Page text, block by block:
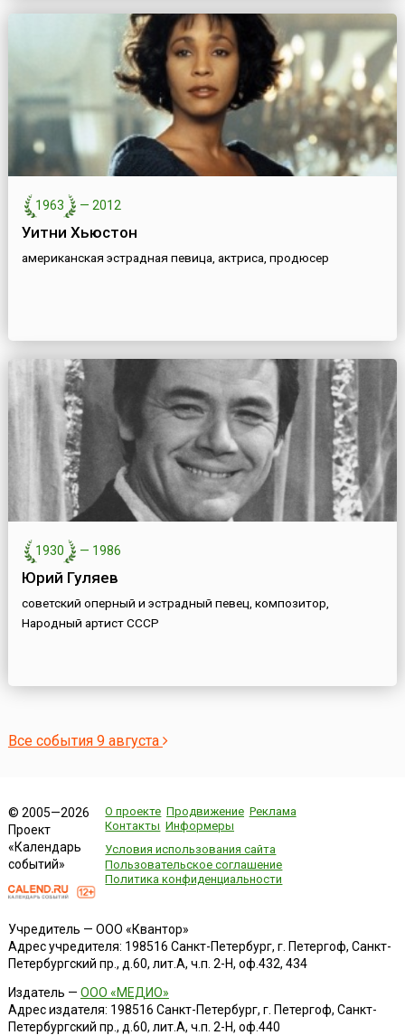
1963 — 2012
Уитни Хьюстон
американская эстрадная певица, актриса, продюсер
1930 — 1986
Юрий Гуляев
советский оперный и эстрадный певец, композитор,
Народный артист СССР
Все события 9 августа
© 2005—2026
Проект
«Календарь
событий»
О проекте Продвижение Реклама
Контакты Информеры
Условия использования сайта
Пользовательское соглашение
Политика конфиденциальности
Учредитель — ООО «Квантор»
Адрес учредителя: 198516 Санкт-Петербург, г. Петергоф, Санкт-
Петербургский пр., д.60, лит.А, ч.п. 2-Н, оф.432, 434
Издатель — ООО «МЕДИО»
Адрес издателя: 198516 Санкт-Петербург, г. Петергоф, Санкт-
Петербургский пр., д.60, лит.А, ч.п. 2-Н, оф.440